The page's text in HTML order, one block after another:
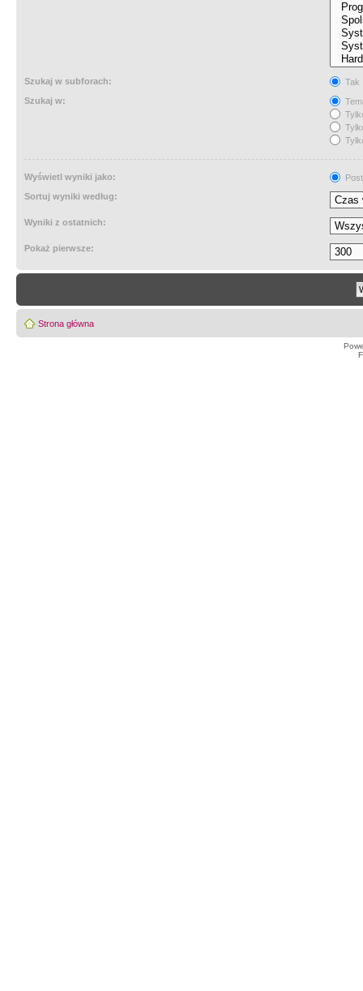
Szukaj w subforach:
Tak
Szukaj w:
Wyświetl wyniki jako:
Sortuj wyniki według:
Wyniki z ostatnich:
Pokaż pierwsze:
Strona główna